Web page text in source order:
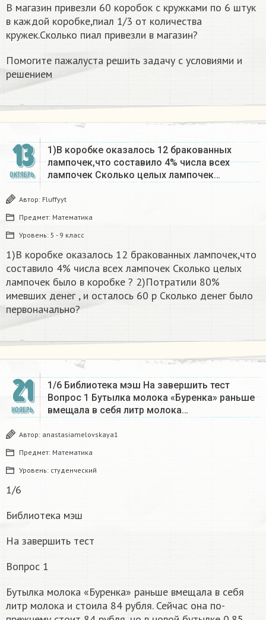
В магазин привезли 60 коробок с кружками по 6 штук
в каждой коробке,пиал 1/3 от количества
кружек.Сколько пиал привезли в магазин?
Помогите пажалуста решить задачу с условиями и
решением
13
ОКТЯБРЬ
1)В коробке оказалось 12 бракованных
лампочек,что составило 4% числа всех
лампочек Сколько целых лампочек…
Автор: Fluffyyt
Предмет: Математика
Уровень: 5 - 9 класс
1)В коробке оказалось 12 бракованных лампочек,что
составило 4% числа всех лампочек Сколько целых
лампочек было в коробке ? 2)Потратили 80%
имевших денег , и осталось 60 р Сколько денег было
первоначально?
21
НОЯБРЬ
1/6 Библиотека мэш На завершить тест
Вопрос 1 Бутылка молока «Буренка» раньше
вмещала в себя литр молока…
Автор: anastasiamelovskaya1
Предмет: Математика
Уровень: студенческий
1/6
Библиотека мэш
На завершить тест
Вопрос 1
Бутылка молока «Буренка» раньше вмещала в себя
литр молока и стоила 84 рубля. Сейчас она по-